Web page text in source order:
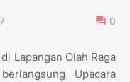
0
Lapangan Olah Raga
Upacara